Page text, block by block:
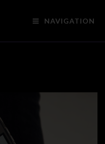
NAVIGATION